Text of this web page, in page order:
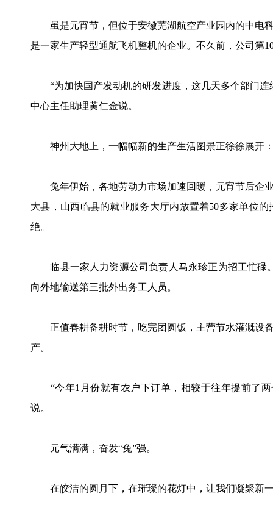
虽是元宵节，但位于安徽芜湖航空产业园内的中电
是一家生产轻型通航飞机整机的企业。不久前，公司第
“为加快国产发动机的研发进度，这几天多个部门连
中心主任助理黄仁金说。
神州大地上，一幅幅新的生产生活图景正徐徐展开
兔年伊始，各地劳动力市场加速回暖，元宵节后企
大县，山西临县的就业服务大厅内放置着50多家单位
绝。
临县一家人力资源公司负责人马永珍正为招工忙碌
向外地输送第三批外出务工人员。
正值春耕备耕时节，吃完团圆饭，主营节水灌溉设
产。
“今年1月份就有农户下订单，相较于往年提前了两
说。
元气满满，奋发“兔”强。
在皎洁的圆月下，在璀璨的花灯中，让我们凝聚新